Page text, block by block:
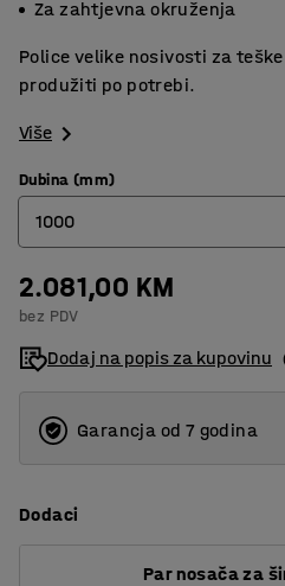
Za zahtjevna okruženja
Police velike nosivosti za
produžiti po potrebi.
Više
Dubina (mm)
1000
600
1000
2.081,00 KM
bez PDV
Dodaj na popis za kupovinu
Garancja od 7 godina
Dodaci
Par nosača za